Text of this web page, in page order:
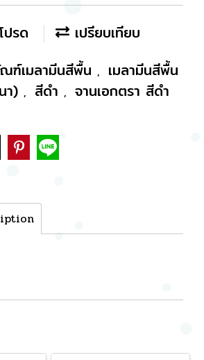
ปรด เปรียบเทียบ
ฑ์เมลามีนสีพื้น , เมลามีนสีพื้น
า) , สีดำ , จานเอกตรา สีดำ